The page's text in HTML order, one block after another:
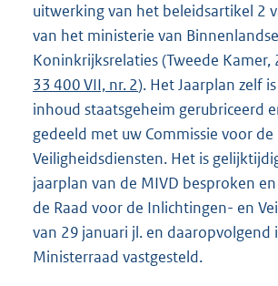
uitwerking van het beleidsartikel 2
van het ministerie van
Koninkrijksrelaties (Tweede
33 400 VII, nr. 2). Het Jaarplan zelf
inhoud staatsgeheim gerubriceerd
gedeeld met uw Commissie voor
Veiligheidsdiensten. Het is
jaarplan van de MIVD besproken
de Raad voor de Inlichtingen- en
van 29 januari jl. en daaropvolgend
Ministerraad vastgesteld.